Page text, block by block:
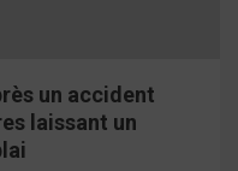
un accident
laissant un